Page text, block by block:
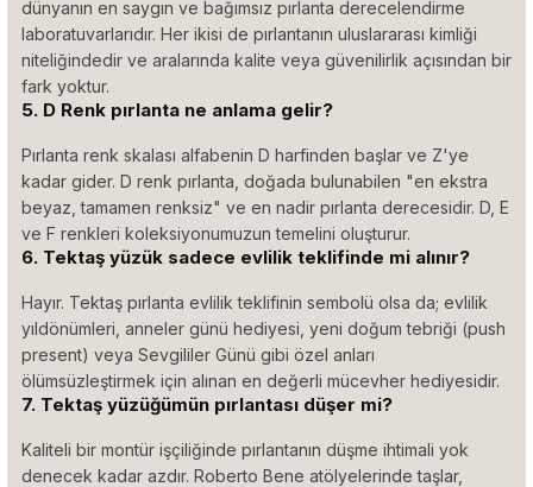
dünyanın en saygın ve bağımsız pırlanta derecelendirme
laboratuvarlarıdır. Her ikisi de pırlantanın uluslararası kimliği
niteliğindedir ve aralarında kalite veya güvenilirlik açısından bir
fark yoktur.
5. D Renk pırlanta ne anlama gelir?
Pırlanta renk skalası alfabenin D harfinden başlar ve Z'ye
kadar gider. D renk pırlanta, doğada bulunabilen "en ekstra
beyaz, tamamen renksiz" ve en nadir pırlanta derecesidir. D, E
ve F renkleri koleksiyonumuzun temelini oluşturur.
6. Tektaş yüzük sadece evlilik teklifinde mi alınır?
Hayır. Tektaş pırlanta evlilik teklifinin sembolü olsa da; evlilik
yıldönümleri, anneler günü hediyesi, yeni doğum tebriği (push
present) veya Sevgililer Günü gibi özel anları
ölümsüzleştirmek için alınan en değerli mücevher hediyesidir.
7. Tektaş yüzüğümün pırlantası düşer mi?
Kaliteli bir montür işçiliğinde pırlantanın düşme ihtimali yok
denecek kadar azdır. Roberto Bene atölyelerinde taşlar,